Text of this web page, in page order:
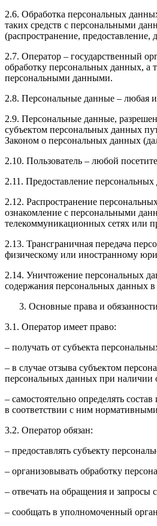
2.6. Обработка персональных
таких средств с персональными
(распространение,
2.7. Оператор – государственный
обработку персональных данных, а
персональными данными.
2.8. Персональные данные – любая
2.9. Персональные данные,
субъектом персональных данных
Законом о персональных данных
2.10. Пользователь – любой
2.11. Предоставление
2.12. Распространение
ознакомление с персональными
телекоммуникационных сетях или
2.13. Трансграничная передача
физическому или иностранному
2.14. Уничтожение персональных
содержания персональных данных
Основные права и
3.1. Оператор имеет право:
– получать от субъекта
– в случае отзыва субъектом
персональных данных при наличии
– самостоятельно определять
в соответствии с ним
3.2. Оператор обязан:
– предоставлять субъекту
– организовывать обработку
– отвечать на обращения и запросы
– сообщать в уполномоченный